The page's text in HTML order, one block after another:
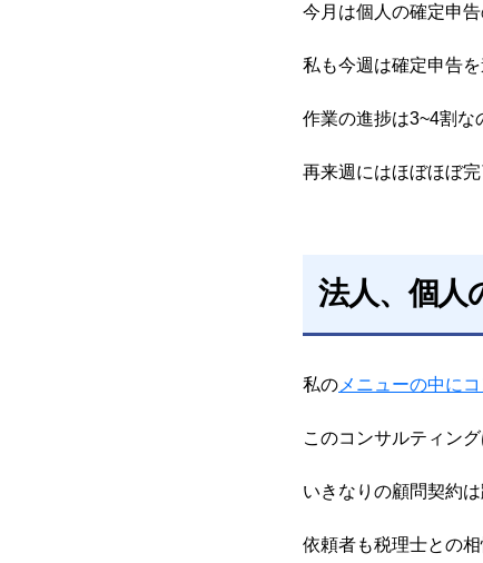
今月は個人の確定申告
私も今週は確定申告を
作業の進捗は3~4割な
再来週にはほぼほぼ
法人、個人
私の メニューの中に
このコンサルティン
いきなりの顧問契約
依頼者も税理士との